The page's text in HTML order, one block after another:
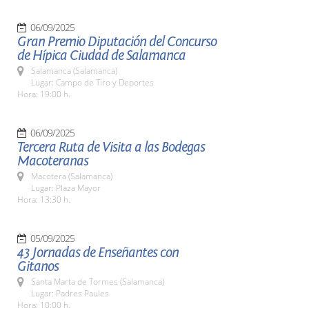
06/09/2025
Gran Premio Diputación del Concurso
de Hípica Ciudad de Salamanca
Salamanca (Salamanca)
Lugar: Campo de Tiro y Deportes
Hora: 19:00 h.
06/09/2025
Tercera Ruta de Visita a las Bodegas
Macoteranas
Macotera (Salamanca)
Lugar: Plaza Mayor
Hora: 13:30 h.
05/09/2025
43 Jornadas de Enseñantes con
Gitanos
Santa Marta de Tormes (Salamanca)
Lugar: Padres Paules
Hora: 10:00 h.